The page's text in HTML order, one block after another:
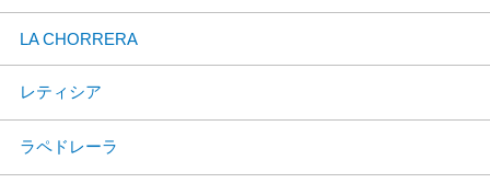
LA CHORRERA
レティシア
ラペドレーラ